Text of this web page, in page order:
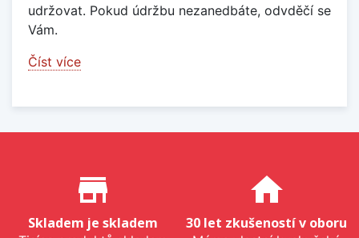
udržovat. Pokud údržbu nezanedbáte, odvděčí se
Vám.
Číst více
Proč nakupovat u nás?
store_mall_directory
Skladem je skladem
home
30 let zkušeností v oboru